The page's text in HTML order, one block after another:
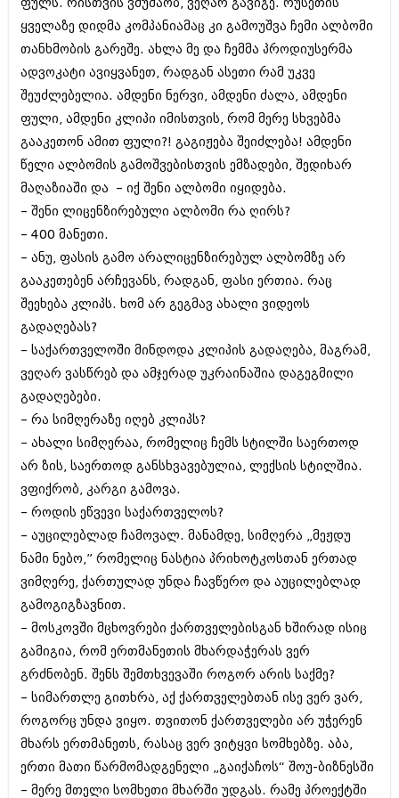
მარტი 2014 (413)
თებერვალი 2014 (318)
იანვარი 2014 (297)
დეკემბერი 2013 (365)
ნოემბერი 2013 (279)
ოქტომბერი 2013 (256)
სექტემბერი 2013 (368)
აგვისტო 2013 (89)
ივლისი 2013 (182)
ივნისი 2013 (212)
მაისი 2013 (259)
მარტი 2013 (352)
თებერვალი 2013 (204)
იანვარი 2013 (334)
დეკემბერი 2012 (98)
ნოემბერი 2012 (295)
ოქტომბერი 2012 (350)
სექტემბერი 2012 (264)
აგვისტო 2012 (268)
ივლისი 2012 (322)
ივნისი 2012 (282)
მაისი 2012 (240)
აპრილი 2012 (294)
თებერვალი 2012 (376)
იანვარი 2012 (322)
ნოემბერი 2011 (471)
ოქტომბერი 2011 (754)
სექტემბერი 2011 (407)
აგვისტო 2011 (249)
ივლისი 2011 (400)
ივნისი 2011 (438)
მაისი 2011 (415)
აპრილი 2011 (294)
მარტი 2011 (654)
თებერვალი 2011 (329)
(157)
დეკემბერი 2010 (881)
ნოემბერი 2010 (422)
ოქტომბერი 2010 (341)
სექტემბერი 2010 (449)
აგვისტო 2010 (461)
ივლისი 2010 (556)
ფულს. რისთვის ვმუშაობ, ვეღარ გავიგე. რუსეთის
ყველაზე დიდმა კომპანიამაც კი გამოუშვა ჩემი ალბომი
თანხმობის გარეშე. ახლა მე და ჩემმა პროდიუსერმა
ადვოკატი ავიყვანეთ, რადგან ასეთი რამ უკვე
შეუძლებელია. ამდენი ნერვი, ამდენი ძალა, ამდენი
ფული, ამდენი კლიპი იმისთვის, რომ მერე სხვებმა
გააკეთონ ამით ფული?! გაგიჟება შეიძლება! ამდენი
წელი ალბომის გამოშვებისთვის ემზადები, შედიხარ
მაღაზიაში და – იქ შენი ალბომი იყიდება.
– შენი ლიცენზირებული ალბომი რა ღირს?
– 400 მანეთი.
– ანუ, ფასის გამო არალიცენზირებულ ალბომზე არ
გააკეთებენ არჩევანს, რადგან, ფასი ერთია. რაც
შეეხება კლიპს. ხომ არ გეგმავ ახალი ვიდეოს
გადაღებას?
– საქართველოში მინდოდა კლიპის გადაღება, მაგრამ,
ვეღარ ვასწრებ და ამჯერად უკრაინაშია დაგეგმილი
გადაღებები.
– რა სიმღერაზე იღებ კლიპს?
– ახალი სიმღერაა, რომელიც ჩემს სტილში საერთოდ
არ ზის, საერთოდ განსხვავებულია, ლექსის სტილშია.
ვფიქრობ, კარგი გამოვა.
– როდის ეწვევი საქართველოს?
– აუცილებლად ჩამოვალ. მანამდე, სიმღერა „მეჟდუ
ნამი ნებო,” რომელიც ნასტია პრიხოტკოსთან ერთად
ვიმღერე, ქართულად უნდა ჩავწერო და აუცილებლად
გამოგიგზავნით.
– მოსკოვში მცხოვრები ქართველებისგან ხშირად ისიც
გამიგია, რომ ერთმანეთის მხარდაჭერას ვერ
გრძნობენ. შენს შემთხვევაში როგორ არის საქმე?
– სიმართლე გითხრა, აქ ქართველებთან ისე ვერ ვარ,
როგორც უნდა ვიყო. თვითონ ქართველები არ უჭერენ
მხარს ერთმანეთს, რასაც ვერ ვიტყვი სომხებზე. აბა,
ერთი მათი წარმომადგენელი „გაიქაჩოს“ შოუ-ბიზნესში
– მერე მთელი სომხეთი მხარში უდგას. რამე პროექტში